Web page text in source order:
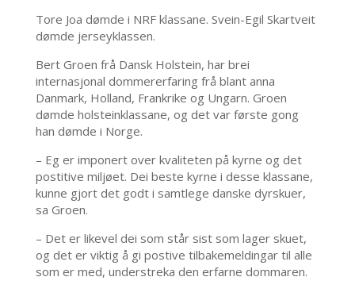
Tore Joa dømde i NRF klassane. Svein-Egil Skartveit
dømde jerseyklassen.
Bert Groen frå Dansk Holstein, har brei
internasjonal dommererfaring frå blant anna
Danmark, Holland, Frankrike og Ungarn. Groen
dømde holsteinklassane, og det var første gong
han dømde i Norge.
– Eg er imponert over kvaliteten på kyrne og det
postitive miljøet. Dei beste kyrne i desse klassane,
kunne gjort det godt i samtlege danske dyrskuer,
sa Groen.
– Det er likevel dei som står sist som lager skuet,
og det er viktig å gi postive tilbakemeldingar til alle
som er med, understreka den erfarne dommaren.